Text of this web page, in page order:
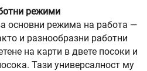
режими
основни режима на работа —
и разнообразни работни
на карти в двете посоки и
Тази универсалност му